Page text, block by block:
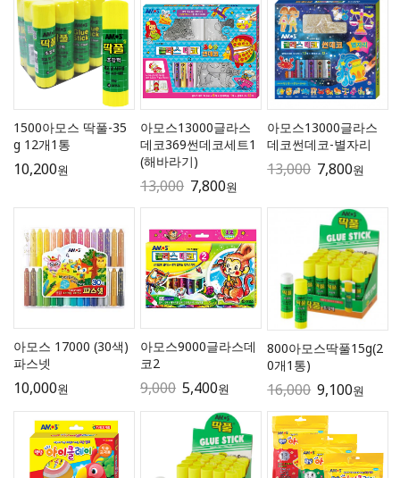
1500아모스 딱풀-35
g 12개1통
10,200원
아모스13000글라스
데코369썬데코세트1
(해바라기)
13,000 7,800원
아모스13000글라스
데코썬데코-별자리
13,000 7,800원
아모스 17000 (30색)
파스넷
10,000원
아모스9000글라스데
코2
9,000 5,400원
800아모스딱풀15g(2
0개1통)
16,000 9,100원